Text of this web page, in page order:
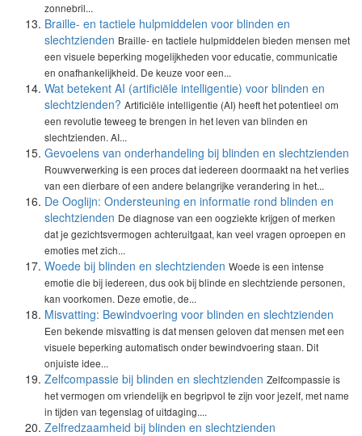
zonnebril...
Braille- en tactiele hulpmiddelen voor blinden en
slechtzienden Braille- en tactiele hulpmiddelen bieden mensen met
een visuele beperking mogelijkheden voor educatie, communicatie
en onafhankelijkheid. De keuze voor een...
Wat betekent AI (artificiële intelligentie) voor blinden en
slechtzienden? Artificiële intelligentie (AI) heeft het potentieel om
een revolutie teweeg te brengen in het leven van blinden en
slechtzienden. AI...
Gevoelens van onderhandeling bij blinden en slechtzienden
Rouwverwerking is een proces dat iedereen doormaakt na het verlies
van een dierbare of een andere belangrijke verandering in het...
De Ooglijn: Ondersteuning en informatie rond blinden en
slechtzienden De diagnose van een oogziekte krijgen of merken
dat je gezichtsvermogen achteruitgaat, kan veel vragen oproepen en
emoties met zich...
Woede bij blinden en slechtzienden Woede is een intense
emotie die bij iedereen, dus ook bij blinde en slechtziende personen,
kan voorkomen. Deze emotie, de...
Misvatting: Bewindvoering voor blinden en slechtzienden
Een bekende misvatting is dat mensen geloven dat mensen met een
visuele beperking automatisch onder bewindvoering staan. Dit
onjuiste idee...
Zelfcompassie bij blinden en slechtzienden Zelfcompassie is
het vermogen om vriendelijk en begripvol te zijn voor jezelf, met name
in tijden van tegenslag of uitdaging....
Zelfredzaamheid bij blinden en slechtzienden